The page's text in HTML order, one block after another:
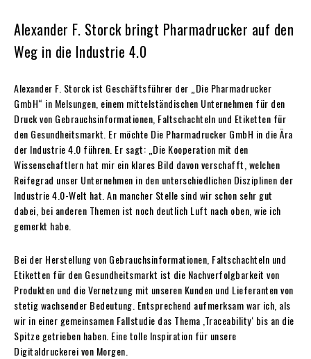
Alexander F. Storck bringt Pharmadrucker auf den
Weg in die Industrie 4.0
Alexander F. Storck ist Geschäftsführer der „Die Pharmadrucker
GmbH“ in Melsungen, einem mittelständischen Unternehmen für den
Druck von Gebrauchsinformationen, Faltschachteln und Etiketten für
den Gesundheitsmarkt. Er möchte Die Pharmadrucker GmbH in die Ära
der Industrie 4.0 führen. Er sagt: „Die Kooperation mit den
Wissenschaftlern hat mir ein klares Bild davon verschafft, welchen
Reifegrad unser Unternehmen in den unterschiedlichen Disziplinen der
Industrie 4.0-Welt hat. An mancher Stelle sind wir schon sehr gut
dabei, bei anderen Themen ist noch deutlich Luft nach oben, wie ich
gemerkt habe.
Bei der Herstellung von Gebrauchsinformationen, Faltschachteln und
Etiketten für den Gesundheitsmarkt ist die Nachverfolgbarkeit von
Produkten und die Vernetzung mit unseren Kunden und Lieferanten von
stetig wachsender Bedeutung. Entsprechend aufmerksam war ich, als
wir in einer gemeinsamen Fallstudie das Thema ,Traceability‘ bis an die
Spitze getrieben haben. Eine tolle Inspiration für unsere
Digitaldruckerei von Morgen.